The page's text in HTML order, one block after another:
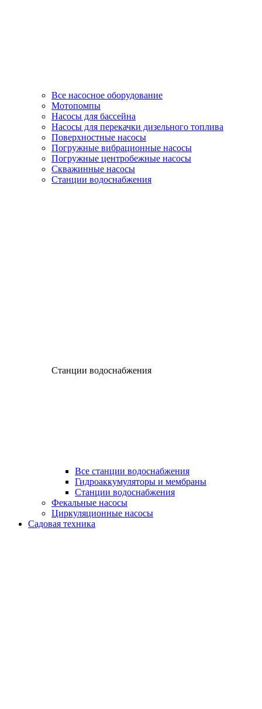
Все насосное оборудование
Мотопомпы
Насосы для бассейна
Насосы для перекачки дизельного топлива
Поверхностные насосы
Погружные вибрационные насосы
Погружные центробежные насосы
Скважинные насосы
Станции водоснабжения
Станции водоснабжения
Все станции водоснабжения
Гидроаккумуляторы и мембраны
Станции водоснабжения
Фекальные насосы
Циркуляционные насосы
Садовая техника